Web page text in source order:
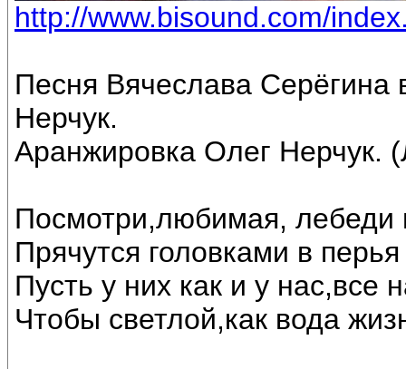
http://www.bisound.com/
Песня Вячеслава
Нерчук.
Аранжировка Олег Нерчук.
Посмотри,любимая, лебеди
Прячутся головками в
Пусть у них как и у нас,все
Чтобы светлой,как вода